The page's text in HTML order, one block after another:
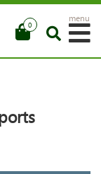
0
menu